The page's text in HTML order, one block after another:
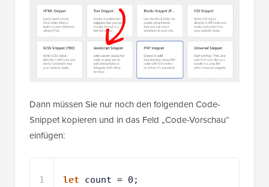
Dann müssen Sie nur noch den folgenden Code-
Snippet kopieren und in das Feld „Code-Vorschau“
einfügen:
1
let
count = 0;